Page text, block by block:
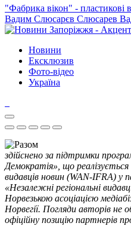
"Фабрика вікон" - пластикові
Вадим Слюсарєв Слюсарев
Новини
Ексклюзив
Фото-відео
Україна
здійснено за підтримки
Демократія», що
видавців новин (WAN-IFRA) у
«Незалежні регіональні
Норвезькою асоціацією
Норвегії. Погляди авторів не
офіційну позицію партнерів